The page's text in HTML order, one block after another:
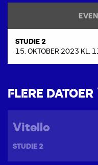
STUDIE 2
15. OKTOBER 2023 KL.
FLERE DATOER
Vitello
STUDIE 2